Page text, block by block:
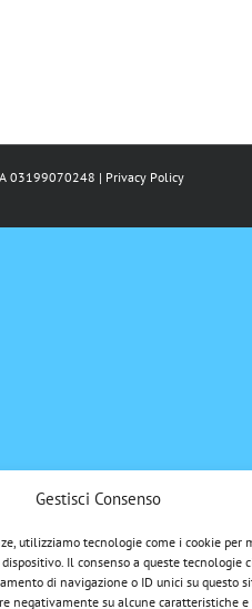
Gestisci Consenso
utilizziamo tecnologie come i cookie per
Il consenso a queste tecnologie
di navigazione o ID unici su questo
negativamente su alcune caratteristiche
03199070248 | Privacy Policy